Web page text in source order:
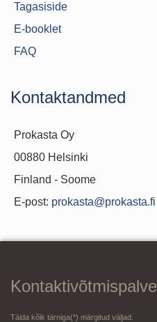
Tagasiside
E-booklet
FAQ
Kontaktandmed
Prokasta Oy
00880 Helsinki
Finland - Soome
E-post: prokasta@prokasta.fi
Kontaktivõtmispalve
Täida kõik tärniga(*) märgitud väljad.